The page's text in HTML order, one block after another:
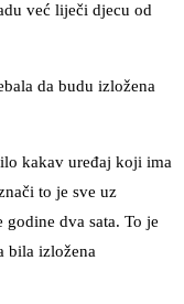
već liječi djecu od
da budu izložena
kakav uređaj koji ima
to je sve uz
godine dva sata. To je
bila izložena